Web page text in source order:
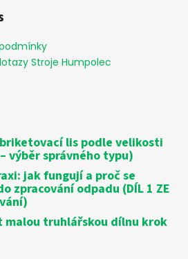
Stroje Humpolec
lis podle velikosti
výběr správného typu)
jak fungují a proč se
zpracování odpadu (DÍL 1 ZE
malou truhlářskou dílnu krok